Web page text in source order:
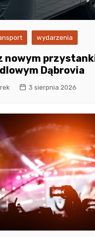
wydarzenia
nowym
Dąbrovia
3 sierpnia 2026